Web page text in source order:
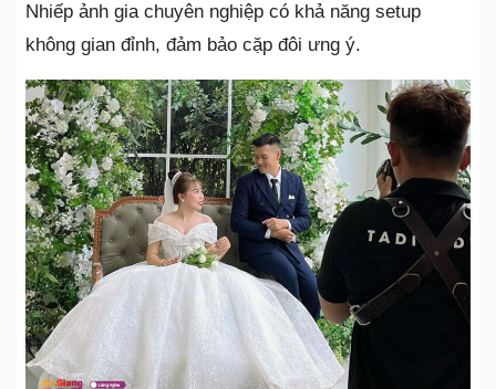
Nhiếp ảnh gia chuyên nghiệp có khả năng setup
không gian đỉnh, đảm bảo cặp đôi ưng ý.